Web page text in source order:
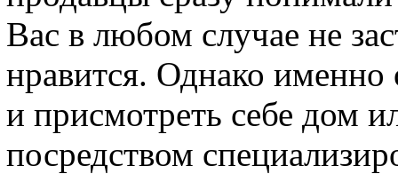
Вас в любом случае не
нравится. Однако
и присмотреть себе дом
посредством